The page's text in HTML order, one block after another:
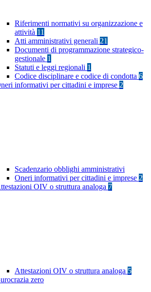
Riferimenti normativi su organizzazione e
attività 11
Atti amministrativi generali 21
Documenti di programmazione strategico-
gestionale 1
Statuti e leggi regionali 1
Codice disciplinare e codice di condotta 6
informativi per cittadini e imprese 2
Scadenzario obblighi amministrativi
Oneri informativi per cittadini e imprese 2
OIV o struttura analoga 7
Attestazioni OIV o struttura analoga 5
zero